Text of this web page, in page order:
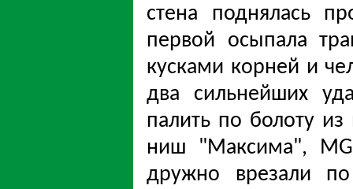
стена поднялась
первой осыпала
кусками корней и
два сильнейших
палить по болоту
ниш "Максима",
дружно врезали